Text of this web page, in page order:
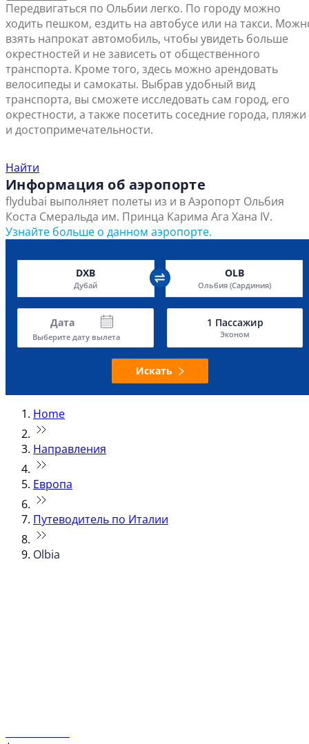
Передвигаться по Ольбии легко. По городу можно
ходить пешком, ездить на автобусе или на такси.
взять напрокат автомобиль, чтобы увидеть больше
окрестностей и не зависеть от общественного
транспорта. Кроме того, здесь можно арендовать
велосипеды и самокаты. Выбрав удобный вид
транспорта, вы сможете исследовать сам город, его
окрестности, а также посетить соседние города, пляжи
и достопримечательности.
Найти
Информация об аэропорте
flydubai выполняет полеты из и в Аэропорт Ольбия
Коста Смеральда им. Принца Карима Ага Хана IV.
Узнайте больше о данном аэропорте.
DXB
Дубай
OLB
Ольбия (Сардиния)
Дата
Выберите дату вылета
1 Пассажир
Эконом
Искать
Home
Направления
Европа
Путеводитель по Италии
Olbia